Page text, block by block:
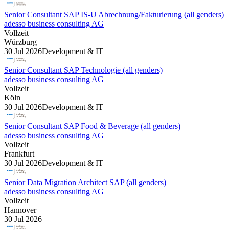
Senior Consultant SAP IS-U Abrechnung/Fakturierung (all genders)
adesso business consulting AG
Vollzeit
Würzburg
30 Jul 2026Development & IT
Senior Consultant SAP Technologie (all genders)
adesso business consulting AG
Vollzeit
Köln
30 Jul 2026Development & IT
Senior Consultant SAP Food & Beverage (all genders)
adesso business consulting AG
Vollzeit
Frankfurt
30 Jul 2026Development & IT
Senior Data Migration Architect SAP (all genders)
adesso business consulting AG
Vollzeit
Hannover
30 Jul 2026